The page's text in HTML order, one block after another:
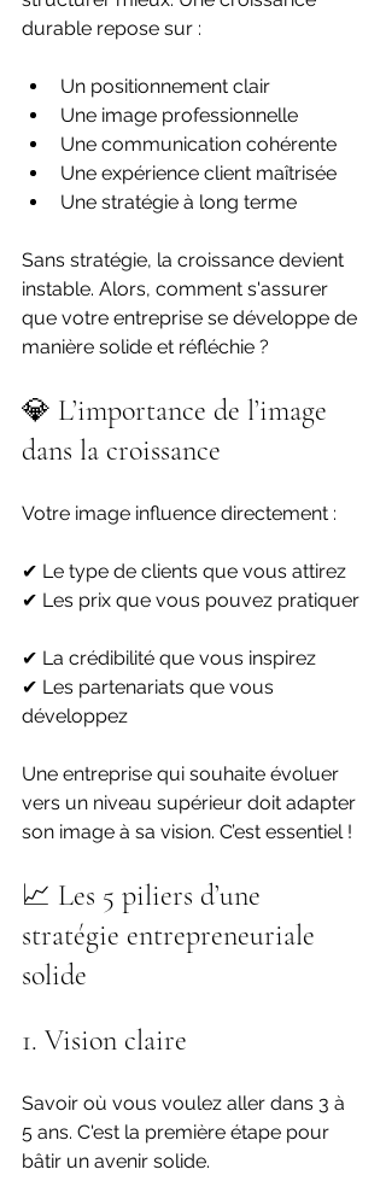
durable repose sur :
Un positionnement clair
Une image professionnelle
Une communication cohérente
Une expérience client maîtrisée
Une stratégie à long terme
Sans stratégie, la croissance devient
instable. Alors, comment s'assurer
que votre entreprise se développe de
manière solide et réfléchie ?
💎 L’importance de l’image
dans la croissance
Votre image influence directement :
✔ Le type de clients que vous attirez
✔ Les prix que vous pouvez pratiquer
✔ La crédibilité que vous inspirez
✔ Les partenariats que vous
développez
Une entreprise qui souhaite évoluer
vers un niveau supérieur doit adapter
son image à sa vision. C’est essentiel !
📈 Les 5 piliers d’une
stratégie entrepreneuriale
solide
1. Vision claire
Savoir où vous voulez aller dans 3 à
5 ans. C'est la première étape pour
bâtir un avenir solide.